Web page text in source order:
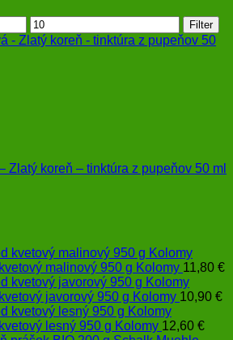
Maximálna
cena
Filter
Zlatý koreň – tinktúra z pupeňov 50 ml
malinový 950 g Kolomy 11,80 €
javorový 950 g Kolomy 10,90 €
lesný 950 g Kolomy 12,60 €